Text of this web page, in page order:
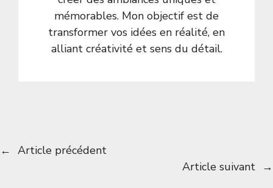
mémorables. Mon objectif est de
transformer vos idées en réalité, en
alliant créativité et sens du détail.
← Article précédent
Article suivant →